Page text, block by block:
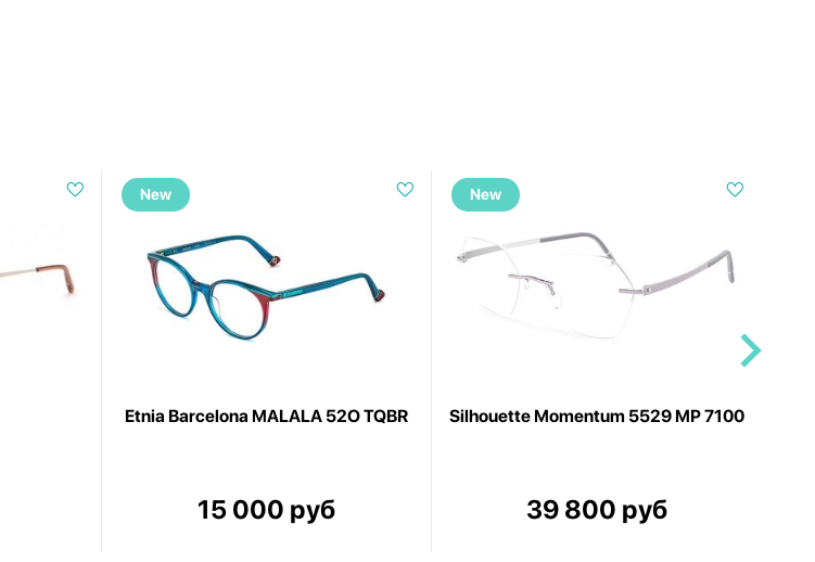
New
Etnia Barcelona MALALA 52O TQBR
15 000 руб
New
Silhouette Momentum 5529 MP 7100
39 800 руб